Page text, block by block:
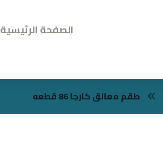
الصفحة الرئيسية
طقم معالق كارجا 86 قطعه